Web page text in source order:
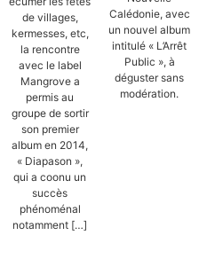
de villages,
kermesses, etc,
la rencontre
avec le label
Mangrove a
permis au
groupe de sortir
son premier
album en 2014,
« Diapason »,
qui a coonu un
succès
phénoménal
notamment […]
Calédonie, avec
un nouvel album
intitulé « L’Arrêt
Public », à
déguster sans
modération.